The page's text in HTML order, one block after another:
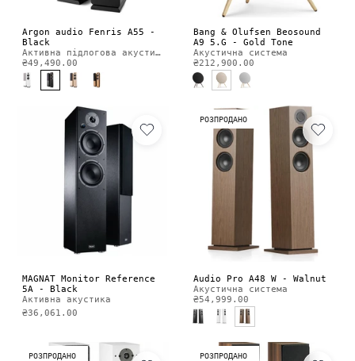
Argon audio Fenris A55 -
Black
Активна підлогова акустика
₴49,490.00
Bang & Olufsen Beosound
A9 5.G - Gold Tone
Акустична система
₴212,900.00
MAGNAT Monitor Reference
5A - Black
Активна акустика
₴36,061.00
РОЗПРОДАНО
Audio Pro A48 W - Walnut
Акустична система
₴54,999.00
РОЗПРОДАНО РОЗПРОДАНО